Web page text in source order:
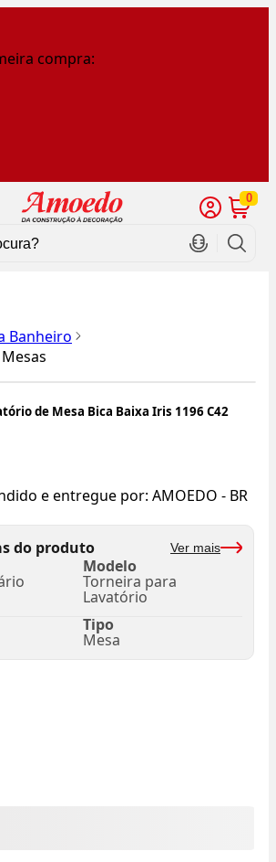
compra:
0
Banheiro
de Mesa Bica Baixa Iris 1196 C42
e entregue por: AMOEDO - BR
do produto Ver mais
Modelo
Torneira para
Lavatório
Tipo
Mesa